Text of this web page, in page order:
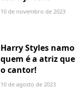
10 de novembro de 2023
Harry Styles
quem é a atriz
o cantor!
10 de agosto de 2023